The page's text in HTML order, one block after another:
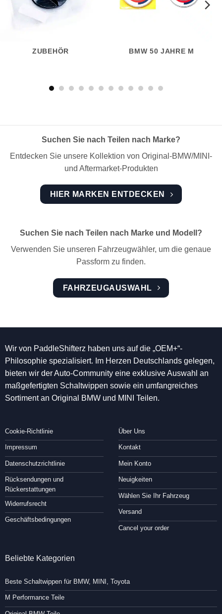
ZUBEHÖR BMW 50 JAHRE M
Suchen Sie nach Teilen nach Marke?
Entdecken Sie unsere Kollektion von Original-BMW/MINI-
und Aftermarket-Produkten
HIER MARKEN ENTDECKEN
Suchen Sie nach Teilen nach Marke und Modell?
Verwenden Sie unseren Fahrzeugwähler, um die genaue
Passform zu finden.
FAHRZEUGAUSWAHL
Wir von PaddleShifterz haben uns auf die „OEM+“-
Philosophie spezialisiert. Im Herzen Deutschlands gelegen,
bieten wir der Auto-Community eine exklusive Auswahl an
maßgefertigten Schaltwippen sowie ein umfangreiches
Sortiment an Original BMW und MINI Teilen.
Cookie-Richtlinie
Impressum
Datenschutzrichtlinie
Rücksendungen und
Rückerstattungen
Widerrufsrecht
Geschäftsbedingungen
Über Uns
Kontakt
Mein Konto
Neuigkeiten
Wählen Sie Ihr Fahrzeug
Versand
Cancel your order
Beliebte Kategorien
Beste Schaltwippen für BMW, MINI, Toyota
M Performance Teile